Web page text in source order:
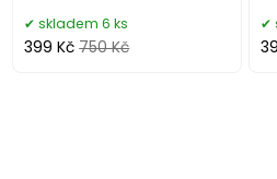
skladem 6 ks
399 Kč 750 Kč